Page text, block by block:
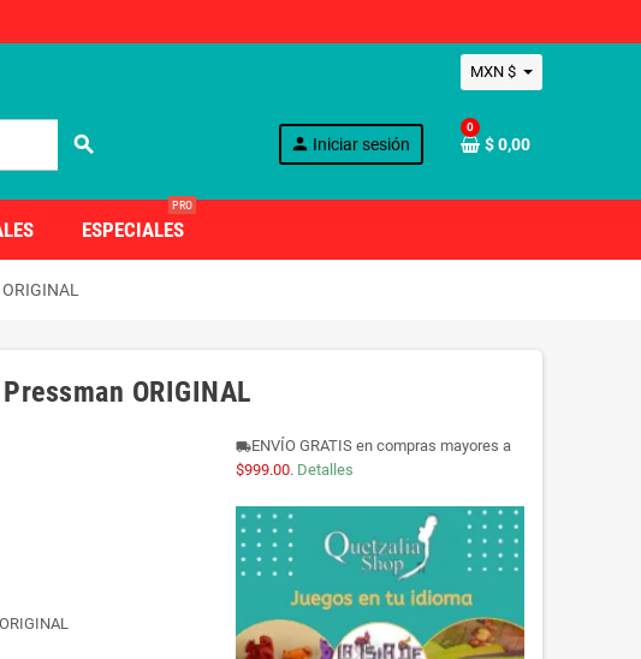
MXN $
search person Iniciar sesión
0
$ 0,00
ESPECIALES
PRO
ORIGINAL
local_shippingENVÍO GRATIS en compras mayores a
$999.00. Detalles